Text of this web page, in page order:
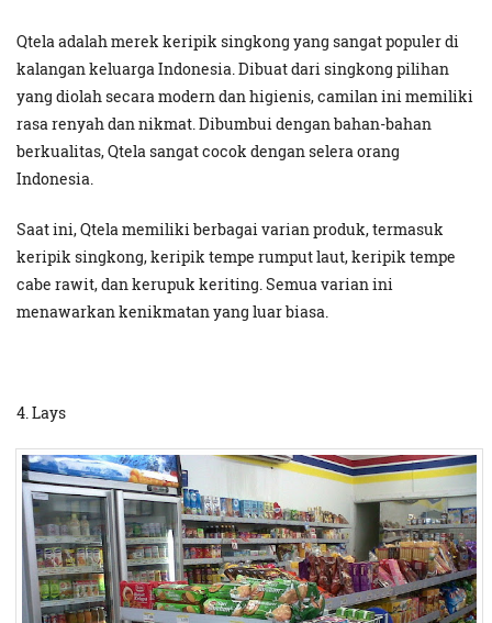
Qtela adalah merek keripik singkong yang sangat populer di
kalangan keluarga Indonesia. Dibuat dari singkong pilihan
yang diolah secara modern dan higienis, camilan ini memiliki
rasa renyah dan nikmat. Dibumbui dengan bahan-bahan
berkualitas, Qtela sangat cocok dengan selera orang
Indonesia.
Saat ini, Qtela memiliki berbagai varian produk, termasuk
keripik singkong, keripik tempe rumput laut, keripik tempe
cabe rawit, dan kerupuk keriting. Semua varian ini
menawarkan kenikmatan yang luar biasa.
4. Lays